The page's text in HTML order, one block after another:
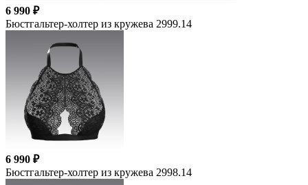
6 990 ₽
Бюстгальтер-холтер из кружева 2999.14
6 990 ₽
Бюстгальтер-холтер из кружева 2998.14